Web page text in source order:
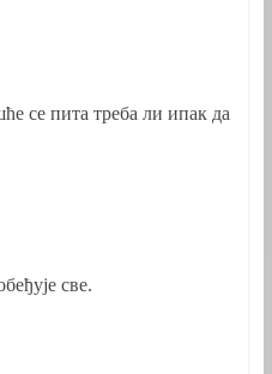
се пита треба ли ипак да
све.